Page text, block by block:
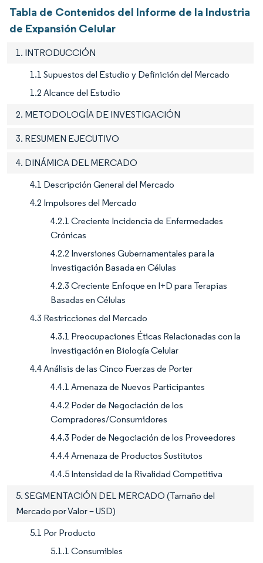
Tabla de Contenidos del Informe de la Industria
de Expansión Celular
1. INTRODUCCIÓN
1.1 Supuestos del Estudio y Definición del Mercado
1.2 Alcance del Estudio
2. METODOLOGÍA DE INVESTIGACIÓN
3. RESUMEN EJECUTIVO
4. DINÁMICA DEL MERCADO
4.1 Descripción General del Mercado
4.2 Impulsores del Mercado
4.2.1 Creciente Incidencia de Enfermedades
Crónicas
4.2.2 Inversiones Gubernamentales para la
Investigación Basada en Células
4.2.3 Creciente Enfoque en I+D para Terapias
Basadas en Células
4.3 Restricciones del Mercado
4.3.1 Preocupaciones Éticas Relacionadas con la
Investigación en Biología Celular
4.4 Análisis de las Cinco Fuerzas de Porter
4.4.1 Amenaza de Nuevos Participantes
4.4.2 Poder de Negociación de los
Compradores/Consumidores
4.4.3 Poder de Negociación de los Proveedores
4.4.4 Amenaza de Productos Sustitutos
4.4.5 Intensidad de la Rivalidad Competitiva
5. SEGMENTACIÓN DEL MERCADO (Tamaño del
Mercado por Valor – USD)
5.1 Por Producto
5.1.1 Consumibles